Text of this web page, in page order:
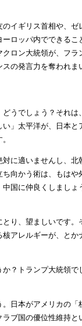
イギリス首相や、
ロッパ内でできる
ロン大統領が、フ
の発言力を奪われ
うでしょう？それ
」太平洋が、日本
に適いませんし、
向かう術は、もは
国に仲良くしまし
り、望ましいです
アレルギーが、と
？トランプ大統領
日本がアメリカの
ブ国の優位性維持